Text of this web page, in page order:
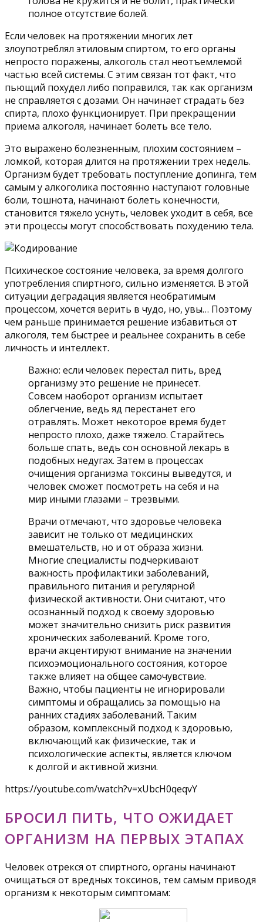
полное отсутствие болей.
Если человек на протяжении многих лет
злоупотреблял этиловым спиртом, то его органы
непросто поражены, алкоголь стал неотъемлемой
частью всей системы. С этим связан тот факт, что
пьющий похудел либо поправился, так как организм
не справляется с дозами. Он начинает страдать без
спирта, плохо функционирует. При прекращении
приема алкоголя, начинает болеть все тело.
Это выражено болезненным, плохим состоянием –
ломкой, которая длится на протяжении трех недель.
Организм будет требовать поступление допинга, тем
самым у алкоголика постоянно наступают головные
боли, тошнота, начинают болеть конечности,
становится тяжело уснуть, человек уходит в себя, все
эти процессы могут способствовать похудению тела.
Психическое состояние человека, за время долгого
употребления спиртного, сильно изменяется. В этой
ситуации деградация является необратимым
процессом, хочется верить в чудо, но, увы… Поэтому
чем раньше принимается решение избавиться от
алкоголя, тем быстрее и реальнее сохранить в себе
личность и интеллект.
Важно: если человек перестал пить, вред
организму это решение не принесет.
Совсем наоборот организм испытает
облегчение, ведь яд перестанет его
отравлять. Может некоторое время будет
непросто плохо, даже тяжело. Старайтесь
больше спать, ведь сон основной лекарь в
подобных недугах. Затем в процессах
очищения организма токсины выведутся, и
человек сможет посмотреть на себя и на
мир иными глазами – трезвыми.
Врачи отмечают, что здоровье человека
зависит не только от медицинских
вмешательств, но и от образа жизни.
Многие специалисты подчеркивают
важность профилактики заболеваний,
правильного питания и регулярной
физической активности. Они считают, что
осознанный подход к своему здоровью
может значительно снизить риск развития
хронических заболеваний. Кроме того,
врачи акцентируют внимание на значении
психоэмоционального состояния, которое
также влияет на общее самочувствие.
Важно, чтобы пациенты не игнорировали
симптомы и обращались за помощью на
ранних стадиях заболеваний. Таким
образом, комплексный подход к здоровью,
включающий как физические, так и
психологические аспекты, является ключом
к долгой и активной жизни.
https://youtube.com/watch?v=xUbcH0qeqvY
БРОСИЛ ПИТЬ, ЧТО ОЖИДАЕТ
ОРГАНИЗМ НА ПЕРВЫХ ЭТАПАХ
Человек отрекся от спиртного, органы начинают
очищаться от вредных токсинов, тем самым приводя
организм к некоторым симптомам: